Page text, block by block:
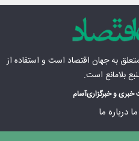
بهجهان اقتصاد است و استفاده از
بلامانع است.
و خبرگزاریآسام
درباره ما